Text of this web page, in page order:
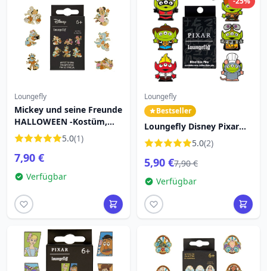
Loungefly
Mickey und seine Freunde
HALLOWEEN -Kostüm,
Mystery-Box ANSTECKER –
DISNEY LOUNGEFLY
5.0(1)
7,90 €
Verfügbar
Loungefly
Bestseller
Loungefly Disney Pixar
Toy Story Alien Mystery
Blindbox Emaille-
Anstecknadel
5.0(2)
5,90 €7,90 €
Verfügbar